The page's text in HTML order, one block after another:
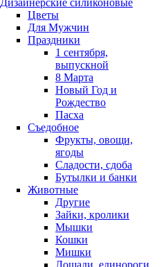
Дизайнерские силиконовые
Цветы
Для Мужчин
Праздники
1 сентября,
выпускной
8 Марта
Новый Год и
Рождество
Пасха
Съедобное
Фрукты, овощи,
ягоды
Сладости, сдоба
Бутылки и банки
Животные
Другие
Зайки, кролики
Мышки
Кошки
Мишки
Лошади, единороги